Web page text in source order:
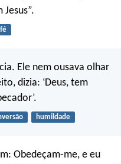
fé
Ele nem ousava olhar
dizia: ‘Deus, tem
humildade
Obedeçam-me, e eu